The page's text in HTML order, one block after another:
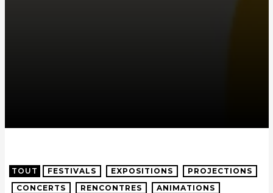
TOUT FESTIVALS EXPOSITIONS
PROJECTIONS
CONCERTS
RENCONTRES
ANIMATIONS